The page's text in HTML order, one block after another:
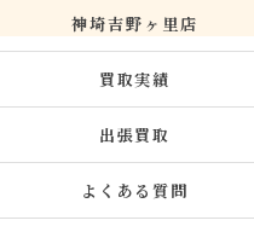
神埼吉野ヶ里店
買取実績
出張買取
よくある質問